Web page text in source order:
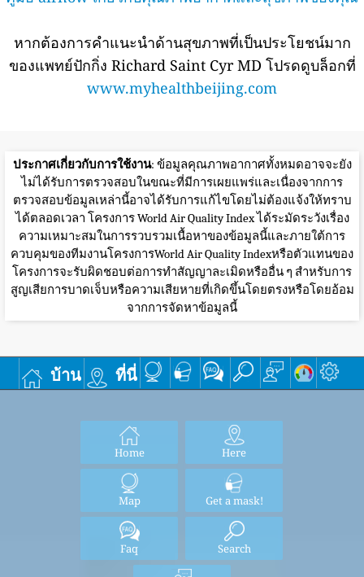
หากต้องการคำแนะนำด้านสุขภาพที่เป็นประโยชน์มาก
ของแพทย์ปักกิ่ง Richard Saint Cyr MD โปรดดูบล็อกที่
www.myhealthbeijing.com
ประกาศเกี่ยวกับการใช้งาน: ข้อมูลคุณภาพอากาศทั้งหมดอาจจะยัง
ไม่ได้รับการตรวจสอบในขณะที่มีการเผยแพร่และเนื่องจากการ
ตรวจสอบข้อมูลเหล่านี้อาจได้รับการแก้ไขโดยไม่ต้องแจ้งให้ทราบ
ได้ตลอดเวลา โครงการ World Air Quality Index ได้ระมัดระวังเรื่อง
ความเหมาะสมในการรวบรวมเนื้อหาของข้อมูลนี้และภายใต้การ
ควบคุมของทีมงานโครงการWorld Air Quality Indexหรือตัวแทนของ
โครงการจะรับผิดชอบต่อการทำสัญญาละเมิดหรืออื่น ๆ สำหรับการ
สูญเสียการบาดเจ็บหรือความเสียหายที่เกิดขึ้นโดยตรงหรือโดยอ้อม
จากการจัดหาข้อมูลนี้
บ้าน ที่นี่
Home Here
Map Get a mask!
Faq Search